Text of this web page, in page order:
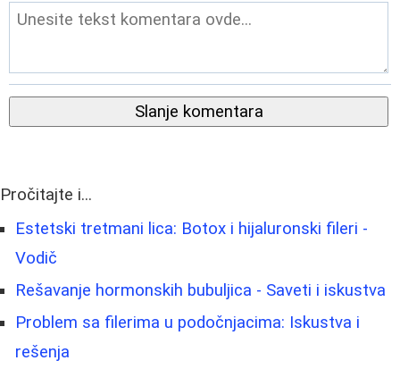
Slanje komentara
Pročitajte i...
Estetski tretmani lica: Botox i hijaluronski fileri -
Vodič
Rešavanje hormonskih bubuljica - Saveti i iskustva
Problem sa filerima u podočnjacima: Iskustva i
rešenja